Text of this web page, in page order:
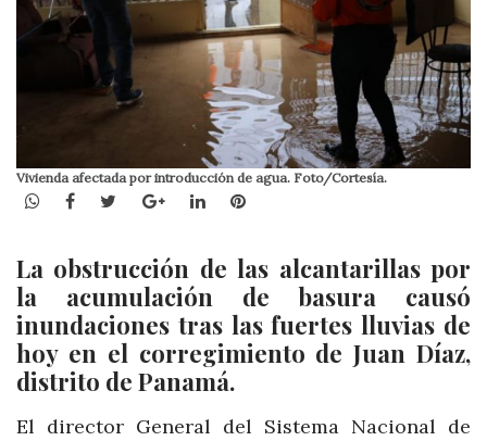
Vivienda afectada por introducción de agua. Foto/Cortesía.
WhatsApp
Facebook
TwitterGoogle+LinkedInPinterest
La obstrucción de las alcantarillas por
la acumulación de basura causó
inundaciones tras las fuertes lluvias de
hoy en el corregimiento de Juan Díaz,
distrito de Panamá.
El director General del Sistema Nacional de